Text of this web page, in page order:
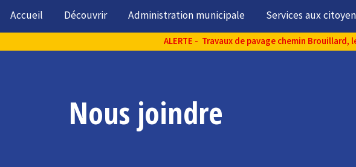
Accueil Découvrir Administration municipale Services aux
ALERTE - Travaux de pavage chemin
Nous joindre